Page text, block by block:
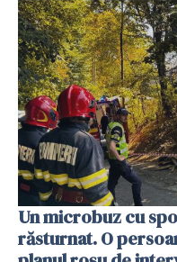
Un microbuz cu
răsturnat. O